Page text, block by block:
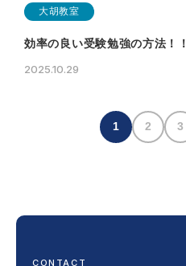
大胡教室
効率の良い受験勉強の方法！！
2025.10.29
1 2 3
CONTACT